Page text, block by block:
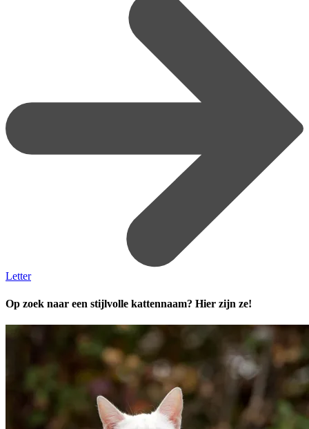
Letter
Op zoek naar een stijlvolle kattennaam? Hier zijn ze!